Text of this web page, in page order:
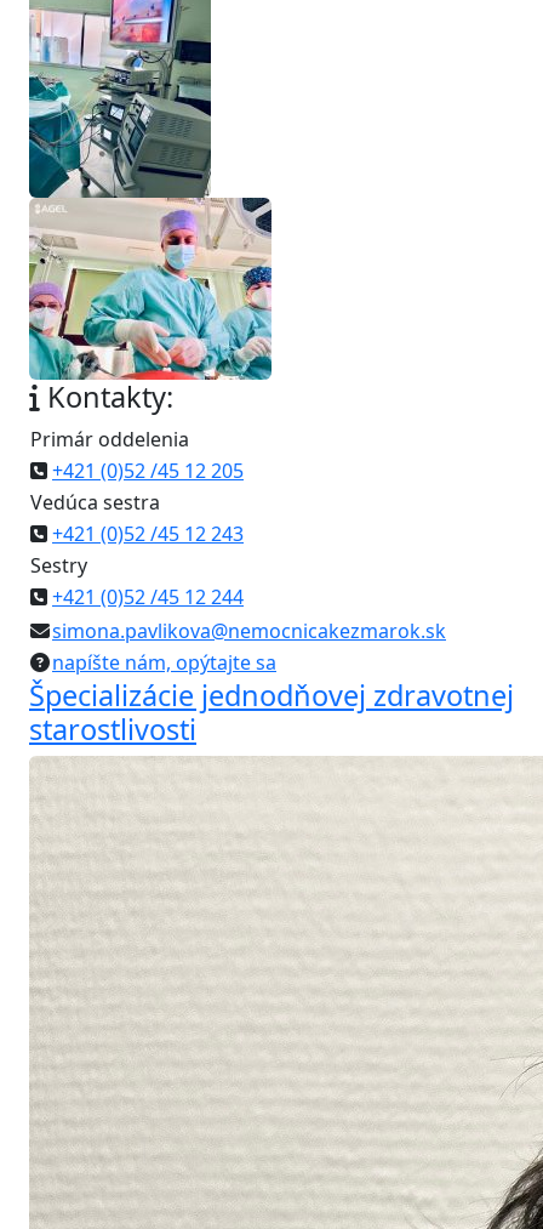
Kontakty:
Primár oddelenia
+421 (0)52 /45 12 205
Vedúca sestra
+421 (0)52 /45 12 243
Sestry
+421 (0)52 /45 12 244
simona.pavlikova@nemocnicakezmarok.sk
napíšte nám, opýtajte sa
Špecializácie jednodňovej zdravotnej
starostlivosti